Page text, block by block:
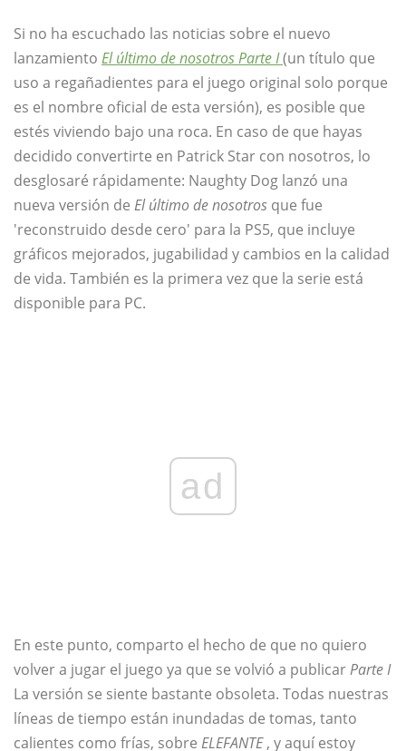
Si no ha escuchado las noticias sobre el nuevo
lanzamiento El último de nosotros Parte I(un título que
uso a regañadientes para el juego original solo porque
es el nombre oficial de esta versión), es posible que
estés viviendo bajo una roca. En caso de que hayas
decidido convertirte en Patrick Star con nosotros, lo
desglosaré rápidamente: Naughty Dog lanzó una
nueva versión de El último de nosotros que fue
'reconstruido desde cero' para la PS5, que incluye
gráficos mejorados, jugabilidad y cambios en la calidad
de vida. También es la primera vez que la serie está
disponible para PC.
ad
En este punto, comparto el hecho de que no quiero
volver a jugar el juego ya que se volvió a publicarParte I
La versión se siente bastante obsoleta. Todas nuestras
líneas de tiempo están inundadas de tomas, tanto
calientes como frías, sobre ELEFANTE, y aquí estoy